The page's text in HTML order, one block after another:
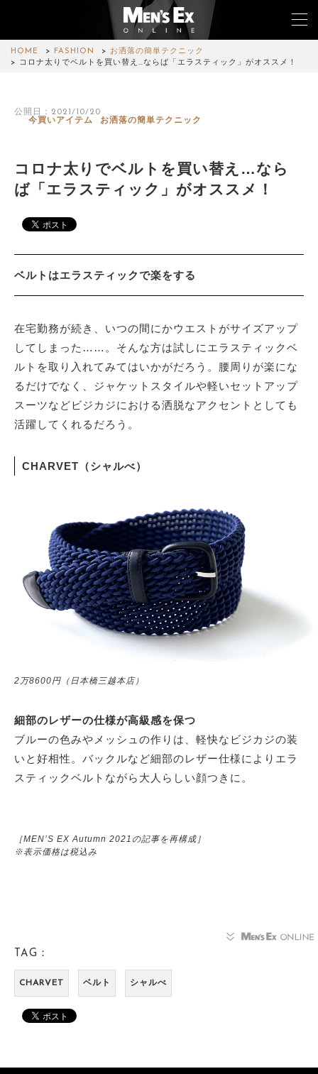
HOME FASHION
お洒落の簡単テクニック
コロナ太りでベルトを買い替え…ならば「エラスティック」がオススメ！
公開日：2021/10/20
今買いアイテム
お洒落の簡単テクニック
コロナ太りでベルトを買い替え…なら
ば「エラスティック」がオススメ！
ベルトはエラスティックで楽をする
在宅勤務が続き、いつの間にかウエストがサイズアップ
してしまった……。そんな方は試しにエラスティックベ
ルトを取り入れてみてはいかがだろう。腰周りが楽にな
るだけでなく、ジャケットスタイルや軽いセットアップ
スーツなどビジカジにおける洒脱なアクセントとしても
活躍してくれるだろう。
CHARVET（シャルべ）
2万8600円（日本橋三越本店）
細部のレザーの仕様が高級感を保つ
ブルーの色みやメッシュの作りは、軽快なビジカジの装
いと好相性。バックルなど細部のレザー仕様によりエラ
スティックベルトながら大人らしい顔つきに。
［MEN’S EX Autumn 2021の記事を再構成］
※表示価格は税込み
TAG：
CHARVET ベルト シャルべ
FASHION
CAR&BIKE
LIFESTYLE
MAGAZINE